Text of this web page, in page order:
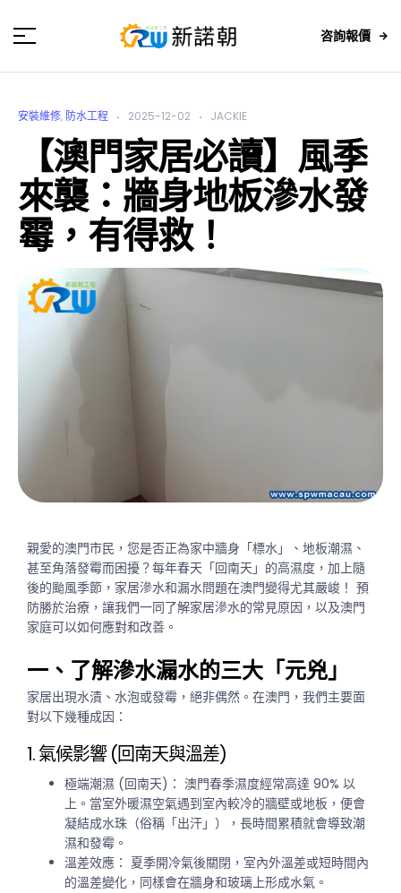
咨詢報價
安裝維修, 防水工程 2025-12-02 JACKIE
【澳門家居必讀】風季
來襲：牆身地板滲水發
霉，有得救！
親愛的澳門市民，您是否正為家中牆身「標水」、地板潮濕、
甚至角落發霉而困擾？每年春天「回南天」的高濕度，加上隨
後的颱風季節，家居滲水和漏水問題在澳門變得尤其嚴峻！ 預
防勝於治療，讓我們一同了解家居滲水的常見原因，以及澳門
家庭可以如何應對和改善。
一、了解滲水漏水的三大「元兇」
家居出現水漬、水泡或發霉，絕非偶然。在澳門，我們主要面
對以下幾種成因：
1. 氣候影響 (回南天與溫差)
極端潮濕 (回南天)： 澳門春季濕度經常高達 90% 以
上。當室外暖濕空氣遇到室內較冷的牆壁或地板，便會
凝結成水珠（俗稱「出汗」），長時間累積就會導致潮
濕和發霉。
溫差效應： 夏季開冷氣後關閉，室內外溫差或短時間內
的溫差變化，同樣會在牆身和玻璃上形成水氣。